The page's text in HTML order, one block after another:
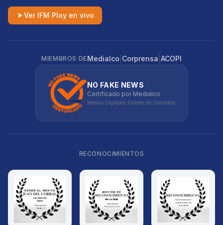
Ver IFM Play en vivo
MIEMBROS DEMedialco Corprensa ACOPI
NO FAKE NEWS
Certificado por Medialco
Medios Digitales Fiables de Colombia
RECONOCIMIENTOS